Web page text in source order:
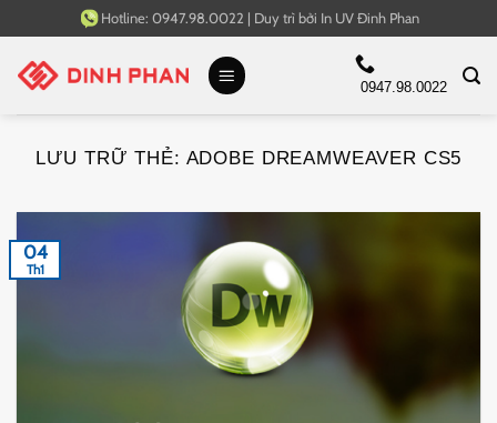
qua
nội
Hotline: 0947.98.0022 | Duy trì bởi In UV Đinh Phan
0947.98.0022
LƯU TRỮ THẺ: ADOBE DREAMWEAVER CS5
04
Th1